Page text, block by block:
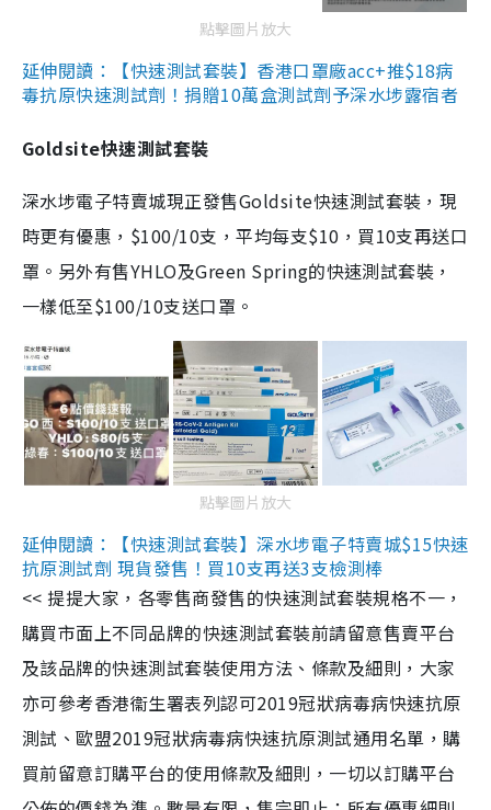
點擊圖片放大
延伸閱讀：【快速測試套裝】香港口罩廠acc+推$18病
毒抗原快速測試劑！捐贈10萬盒測試劑予深水埗露宿者
Goldsite快速測試套裝
深水埗電子特賣城現正發售Goldsite快速測試套裝，現
時更有優惠，$100/10支，平均每支$10，買10支再送口
罩。另外有售YHLO及Green Spring的快速測試套裝，
一樣低至$100/10支送口罩。
點擊圖片放大
延伸閱讀：【快速測試套裝】深水埗電子特賣城$15快速
抗原測試劑 現貨發售！買10支再送3支檢測棒
<< 提提大家，各零售商發售的快速測試套裝規格不一，
購買市面上不同品牌的快速測試套裝前請留意售賣平台
及該品牌的快速測試套裝使用方法、條款及細則，大家
亦可參考香港衞生署表列認可2019冠狀病毒病快速抗原
測試、歐盟2019冠狀病毒病快速抗原測試通用名單，購
買前留意訂購平台的使用條款及細則，一切以訂購平台